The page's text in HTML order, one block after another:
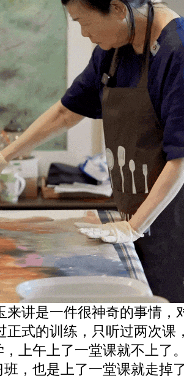
来讲是一件很神奇的事情，
正式的训练，只听过两次课
，上午上了一堂课就不上了
班，也是上了一堂课就走掉